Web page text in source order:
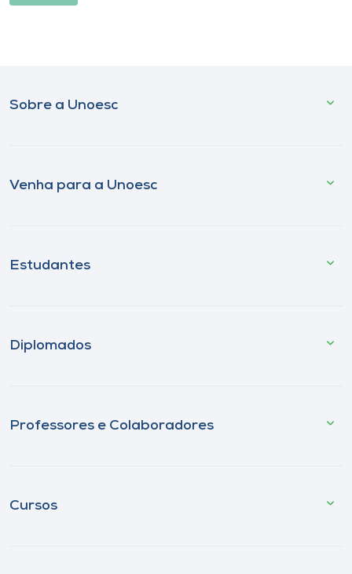
Sobre a Unoesc
Venha para a Unoesc
Estudantes
Diplomados
Professores e Colaboradores
Cursos